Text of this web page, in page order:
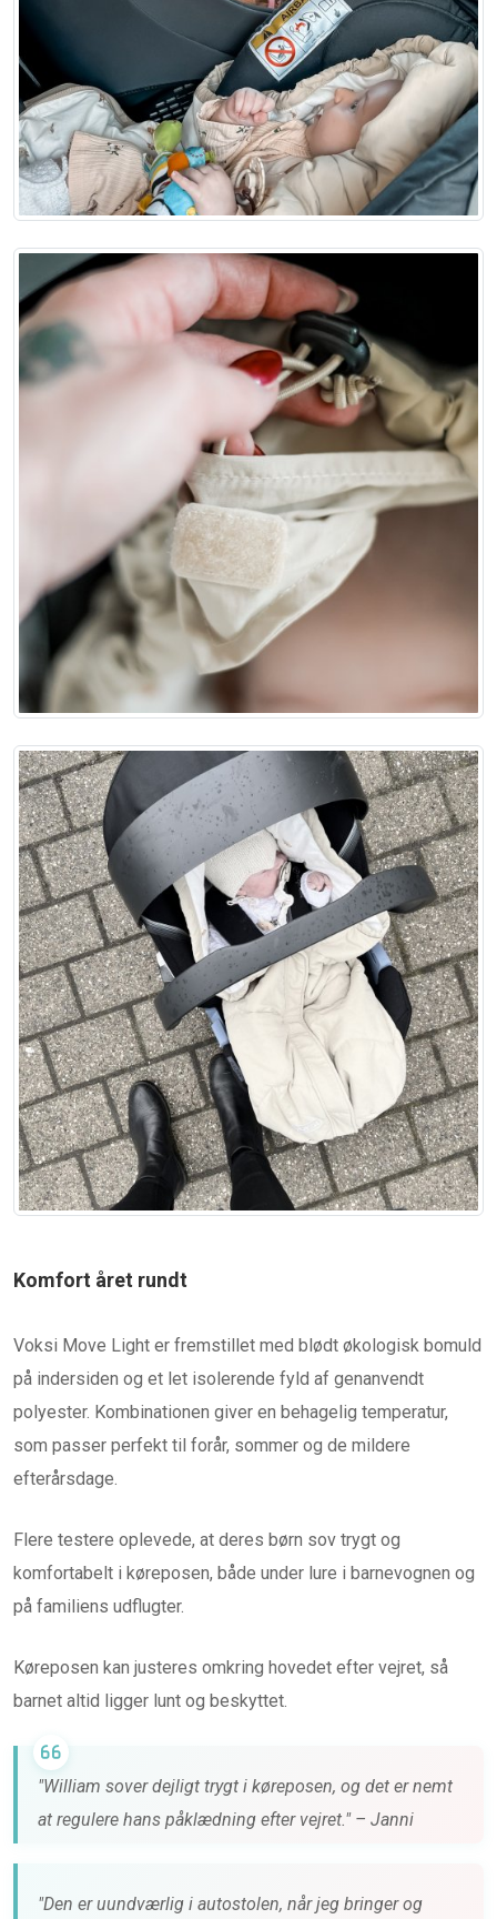
Komfort året rundt
Voksi Move Light er fremstillet med blødt økologisk bomuld
på indersiden og et let isolerende fyld af genanvendt
polyester. Kombinationen giver en behagelig temperatur,
som passer perfekt til forår, sommer og de mildere
efterårsdage.
Flere testere oplevede, at deres børn sov trygt og
komfortabelt i køreposen, både under lure i barnevognen og
på familiens udflugter.
Køreposen kan justeres omkring hovedet efter vejret, så
barnet altid ligger lunt og beskyttet.
"William sover dejligt trygt i køreposen, og det er nemt
at regulere hans påklædning efter vejret." – Janni
"Den er uundværlig i autostolen, når jeg bringer og